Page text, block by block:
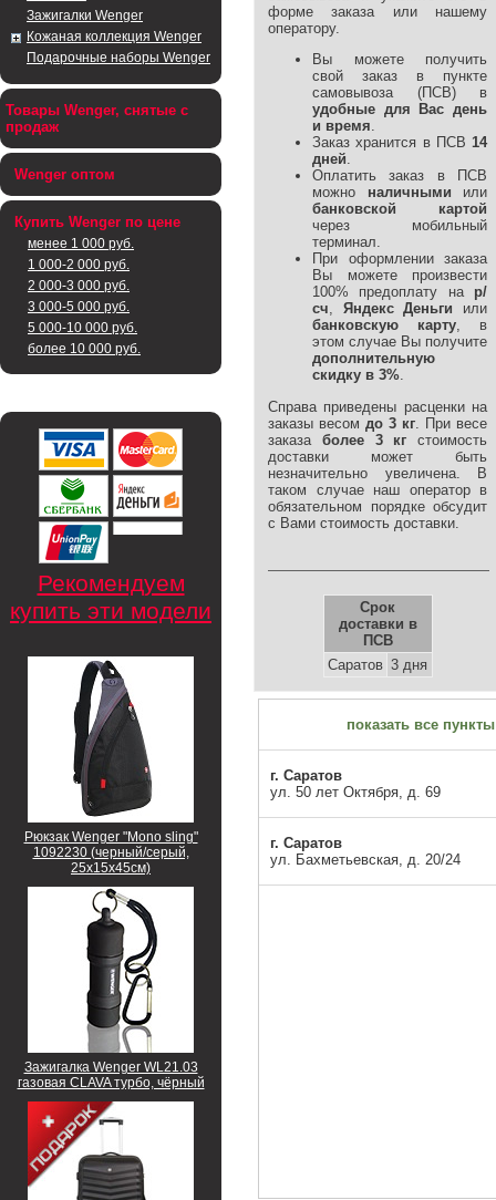
Зажигалки Wenger
Кожаная коллекция Wenger
Подарочные наборы Wenger
Товары Wenger, снятые с
продаж
Wenger оптом
Купить Wenger по цене
менее 1 000 руб.
1 000-2 000 руб.
2 000-3 000 руб.
3 000-5 000 руб.
5 000-10 000 руб.
более 10 000 руб.
Рекомендуем
купить эти модели
Рюкзак Wenger "Mono sling"
1092230 (черный/серый,
25х15х45см)
Зажигалка Wenger WL21.03
газовая CLAVA турбо, чёрный
форме заказа или нашему
оператору.
Вы можете получить
свой заказ в пункте
самовывоза (ПСВ) в
удобные для Вас день
и время.
Заказ хранится в ПСВ 14
дней.
Оплатить заказ в ПСВ
можно наличными или
банковской картой
через мобильный
терминал.
При оформлении заказа
Вы можете произвести
100% предоплату на р/
сч, Яндекс Деньги или
банковскую карту, в
этом случае Вы получите
дополнительную
скидку в 3%.
Справа приведены расценки на
заказы весом до 3 кг . При весе
заказа более 3 кг стоимость
доставки может быть
незначительно увеличена. В
таком случае наш оператор в
обязательном порядке обсудит
с Вами стоимость доставки.
Срок
доставки в
ПСВ
Саратов 3 дня
показать все
г. Саратов
ул. 50 лет Октября, д. 69
г. Саратов
ул. Бахметьевская, д. 20/24